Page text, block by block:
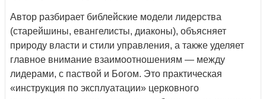
Автор разбирает библейские модели лидерства
(старейшины, евангелисты, диаконы), объясняет
природу власти и стили управления, а также уделяет
главное внимание взаимоотношениям — между
лидерами, с паствой и Богом. Это практическая
«инструкция по эксплуатации» церковного